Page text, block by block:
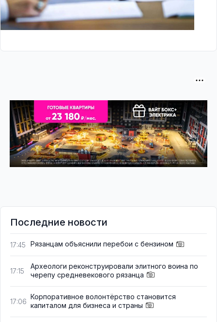
Последние новости
17:45 Рязанцам объяснили перебои с бензином
17:15
Археологи реконструировали элитного воина по
черепу средневекового рязанца
17:06
Корпоративное волонтёрство становится
капиталом для бизнеса и страны